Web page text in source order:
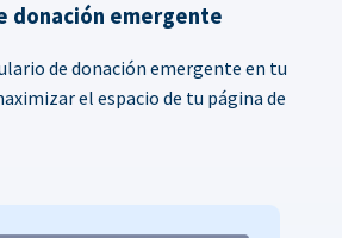
donación emergente
de donación emergente en tu
el espacio de tu página de